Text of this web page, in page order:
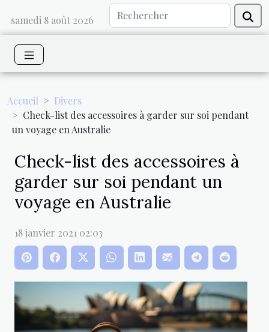
samedi 8 août 2026
Accueil
Divers
Check-list des accessoires à garder sur soi pendant
un voyage en Australie
Check-list des accessoires à
garder sur soi pendant un
voyage en Australie
18 janvier 2021 02:03